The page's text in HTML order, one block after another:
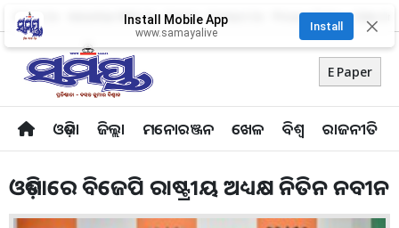
About Us Advertise With Us Career Contact Us Privacy Policy
E Paper
ଓଡ଼ିଶା ଜିଲ୍ଲା ମନୋରଞ୍ଜନ ଖେଳ ବିଶ୍ବ ରାଜନୀତି
Install Mobile App
www.samayalive
Install ✕
ଓଡ଼ିଶାରେ ବିଜେପି ରାଷ୍ଟ୍ରୀୟ ଅଧ୍ୟକ୍ଷ ନିତିନ ନବୀନ